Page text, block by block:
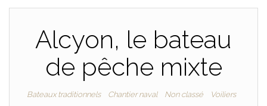
Alcyon, le bateau
de pêche mixte
Bateaux traditionnels Chantier naval Non classé Voiliers